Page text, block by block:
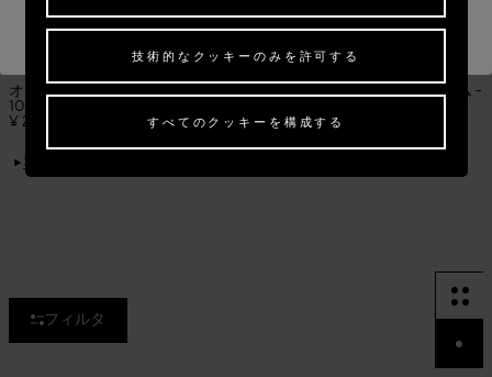
他の国への配送をご希望の場合は、お届け先を選択してください。
フィルタ
私に通知します
オードパルファム ブランシュ -
100ML
¥ 26,400
アライア パリ オードパルファム -
¥ 26,400
すると、技術的なクッキーのみの使用に同意した
ことになります。
技術的なクッキーのみを許可する
すべてのクッキーを構成する